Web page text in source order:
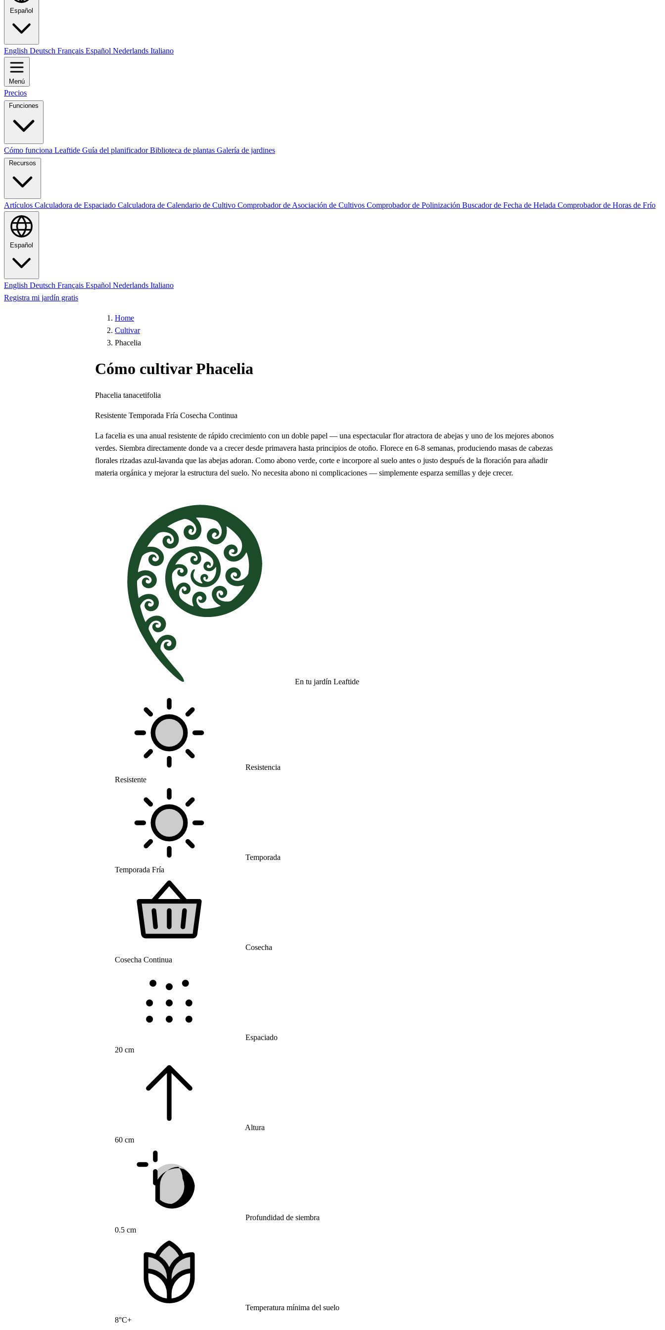
Español
English Deutsch Français Español Nederlands Italiano
Menú
Precios
Funciones
Cómo funciona Leaftide Guía del planificadorBiblioteca de plantas Galería de jardines
Recursos
Artículos Calculadora de Espaciado Calculadora de Calendario de Cultivo Comprobador de Asociación de Cultivos Comprobador de Polinización Buscador de Fecha de Helada Comprobador de Horas de Frío
Español
English Deutsch Français Español Nederlands Italiano
Registra mi jardín gratis
Home
Cultivar
Phacelia
Cómo cultivar Phacelia
Phacelia tanacetifolia
Resistente Temporada Fría Cosecha Continua
La facelia es una anual resistente de rápido crecimiento con un doble papel — una espectacular flor atractora de abejas y uno de los mejores abonos
verdes. Siembra directamente donde va a crecer desde primavera hasta principios de otoño. Florece en 6-8 semanas, produciendo masas de cabezas
florales rizadas azul-lavanda que las abejas adoran. Como abono verde, corte e incorpore al suelo antes o justo después de la floración para añadir
materia orgánica y mejorar la estructura del suelo. No necesita abono ni complicaciones — simplemente esparza semillas y deje crecer.
En tu jardín Leaftide
Resistencia
Resistente
Temporada
Temporada Fría
Cosecha
Cosecha Continua
Espaciado
20 cm
Altura
60 cm
Profundidad de siembra
0.5 cm
Temperatura mínima del suelo
8°C+